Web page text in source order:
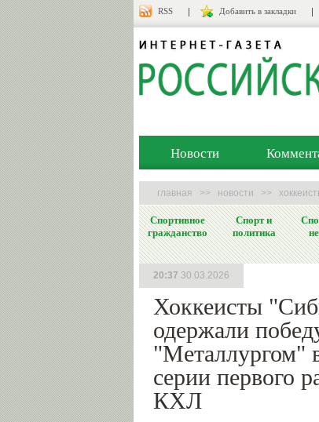
RSS Добавить в закладки
Новости
главная >> новости >>
Спортивное
гражданство
Спорт и
политика
Хоккеисты
одержали
"Металлургом"
серии первого
КХЛ
20:37 30.03.2026